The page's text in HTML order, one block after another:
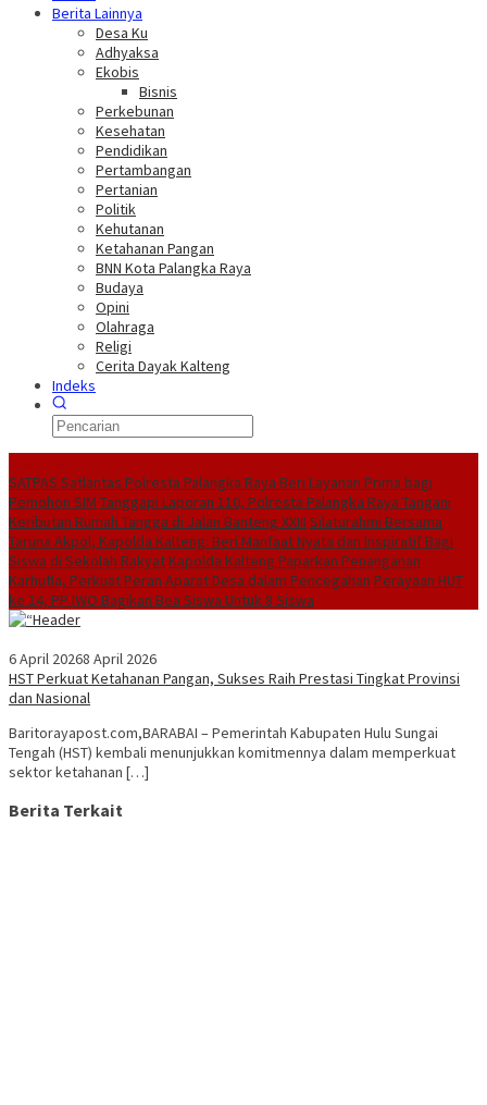
Berita Lainnya
Desa Ku
Adhyaksa
Ekobis
Bisnis
Perkebunan
Kesehatan
Pendidikan
Pertambangan
Pertanian
Politik
Kehutanan
Ketahanan Pangan
BNN Kota Palangka Raya
Budaya
Opini
Olahraga
Religi
Cerita Dayak Kalteng
Indeks
SATPAS Satlantas Polresta Palangka Raya Beri Layanan Prima bagi
Pemohon SIM Tanggapi Laporan 110, Polresta Palangka Raya Tangani
Keributan Rumah Tangga di Jalan Banteng XXIII Silaturahmi Bersama
Taruna Akpol, Kapolda Kalteng: Beri Manfaat Nyata dan Inspiratif Bagi
Siswa di Sekolah RakyatKapolda Kalteng Paparkan Penanganan
Karhutla, Perkuat Peran Aparat Desa dalam Pencegahan Perayaan HUT
ke 14, PP IWO Bagikan Bea Siswa Untuk 8 Siswa
6 April 20268 April 2026
HST Perkuat Ketahanan Pangan, Sukses Raih Prestasi Tingkat Provinsi
dan Nasional
Baritorayapost.com,BARABAI – Pemerintah Kabupaten Hulu Sungai
Tengah (HST) kembali menunjukkan komitmennya dalam memperkuat
sektor ketahanan […]
Berita Terkait